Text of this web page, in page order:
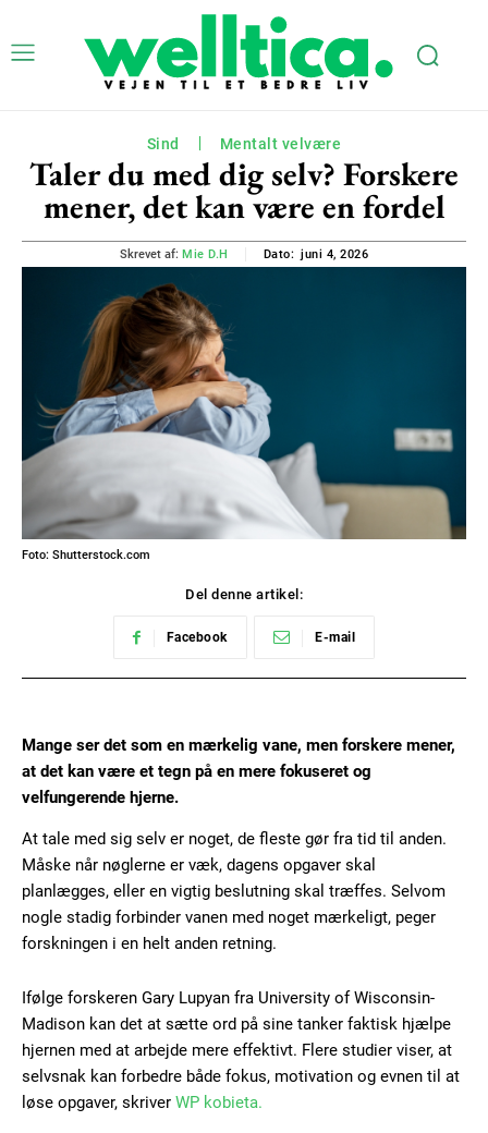
Sind Mentalt velvære
Taler du med dig selv? Forskere
mener, det kan være en fordel
Skrevet af: Mie D.H Dato: juni 4, 2026
Foto: Shutterstock.com
Del denne artikel:
Facebook E-mail
Mange ser det som en mærkelig vane, men forskere mener,
at det kan være et tegn på en mere fokuseret og
velfungerende hjerne.
At tale med sig selv er noget, de fleste gør fra tid til anden.
Måske når nøglerne er væk, dagens opgaver skal
planlægges, eller en vigtig beslutning skal træffes. Selvom
nogle stadig forbinder vanen med noget mærkeligt, peger
forskningen i en helt anden retning.
Ifølge forskeren Gary Lupyan fra University of Wisconsin-
Madison kan det at sætte ord på sine tanker faktisk hjælpe
hjernen med at arbejde mere effektivt. Flere studier viser, at
selvsnak kan forbedre både fokus, motivation og evnen til at
løse opgaver, skriver WP kobieta.